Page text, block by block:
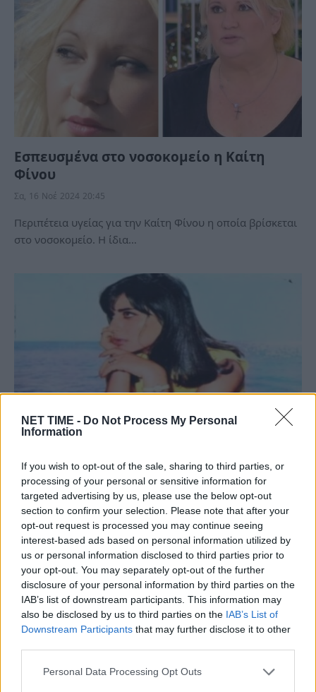
NET TIME - Do Not Process My Personal
Information
If you wish to opt-out of the sale, sharing to third parties, or
processing of your personal or sensitive information for
targeted advertising by us, please use the below opt-out
section to confirm your selection. Please note that after your
opt-out request is processed you may continue seeing
interest-based ads based on personal information utilized by
us or personal information disclosed to third parties prior to
your opt-out. You may separately opt-out of the further
disclosure of your personal information by third parties on the
IAB’s list of downstream participants. This information may
also be disclosed by us to third parties on the IAB’s List of
Downstream Participants that may further disclose it to other
Personal Data Processing Opt Outs
Εσπευσμένα στο νοσοκομείο η Καίτη
Φίνου
Σα, 16 Νοέ 2024 20:45
Περιπέτεια υγείας για την Καίτη Φίνου η οποία βρίσκεται
στο νοσοκομείο. Η ίδια…
καρκίνο και η σοκαpιστική λεπτομέρεια
για το τέλος της
Πε, 24 Οκτ 2024 15:56
Καίτη Χωματά ήταν από εκείνες τις σπάνιες περιπτώσεις
ανθρώπων που πέθαναν την ημέρα…